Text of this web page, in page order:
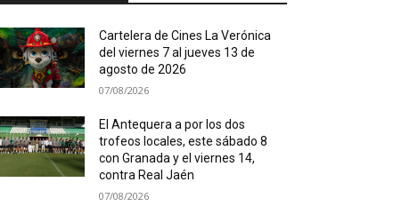
Cartelera de Cines La Verónica
del viernes 7 al jueves 13 de
agosto de 2026
07/08/2026
El Antequera a por los dos
trofeos locales, este sábado 8
con Granada y el viernes 14,
contra Real Jaén
07/08/2026